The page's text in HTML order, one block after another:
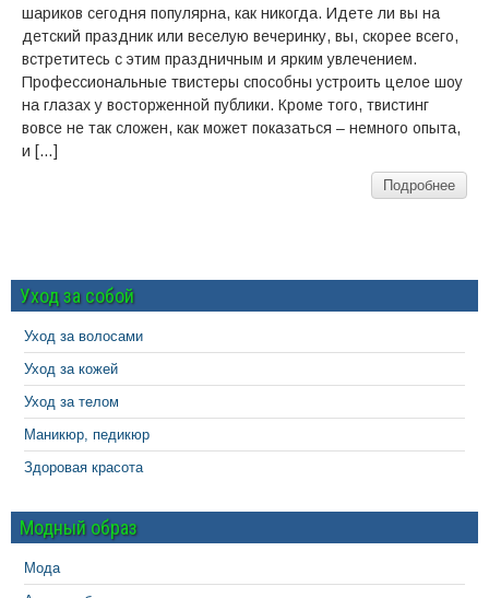
шариков сегодня популярна, как никогда. Идете ли вы на
детский праздник или веселую вечеринку, вы, скорее всего,
встретитесь с этим праздничным и ярким увлечением.
Профессиональные твистеры способны устроить целое шоу
на глазах у восторженной публики. Кроме того, твистинг
вовсе не так сложен, как может показаться – немного опыта,
и […]
Подробнее
Уход за собой
Уход за волосами
Уход за кожей
Уход за телом
Маникюр, педикюр
Здоровая красота
Модный образ
Мода